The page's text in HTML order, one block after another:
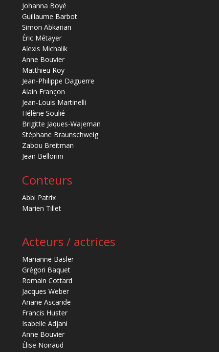
Johanna Boyé
Guillaume Barbot
Simon Abkarian
Éric Métayer
Alexis Michalik
Anne Bouvier
Matthieu Roy
Jean-Philippe Daguerre
Alain Françon
Jean-Louis Martinelli
Hélène Soulié
Brigitte Jaques-Wajeman
Stéphane Braunschweig
Zabou Breitman
Jean Bellorini
Conteurs
Abbi Patrix
Marien Tillet
Acteurs / actrices
Marianne Basler
Grégori Baquet
Romain Cottard
Jacques Weber
Ariane Ascaride
Francis Huster
Isabelle Adjani
Anne Bouvier
Élise Noiraud